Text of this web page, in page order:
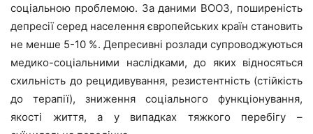
соціальною проблемою. За даними ВООЗ, поширеність
депресії серед населення європейських країн становить
не менше 5-10 %. Депресивні розлади супроводжуються
медико-соціальними наслідками, до яких відносяться
схильність до рецидивування, резистентність (стійкість
до терапії), зниження соціального функціонування,
якості життя, а у випадках тяжкого перебігу –